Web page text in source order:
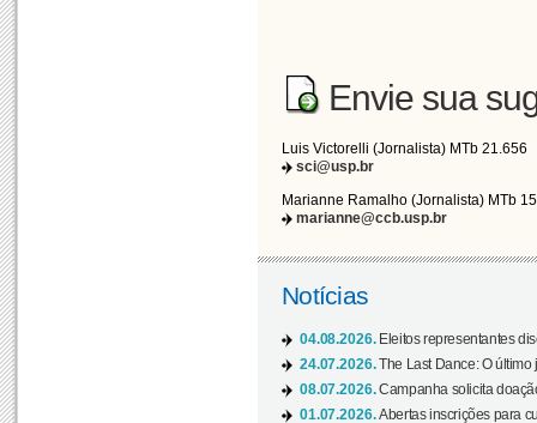
Envie sua
Luis Victorelli (Jornalista) MTb 21.656
sci@usp.br
Marianne Ramalho (Jornalista) MTb
marianne@ccb.usp.br
Notícias
04.08.2026. Eleitos representantes
24.07.2026.The Last Dance: O
08.07.2026.Campanha solicita
01.07.2026.Abertas inscrições para